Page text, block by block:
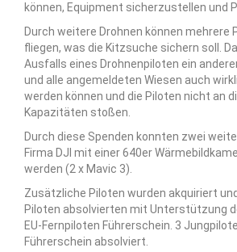
können, Equipment sicherzustellen und
Durch weitere Drohnen können mehrere
fliegen, was die Kitzsuche sichern soll.
Ausfalls eines Drohnenpiloten ein
und alle angemeldeten Wiesen auch
werden können und die Piloten nicht an
Kapazitäten stoßen.
Durch diese Spenden konnten zwei
Firma DJI mit einer 640er
werden (2 x Mavic 3).
Zusätzliche Piloten wurden akquiriert
Piloten absolvierten mit Unterstützung
EU-Fernpiloten Führerschein. 3
Führerschein absolviert.